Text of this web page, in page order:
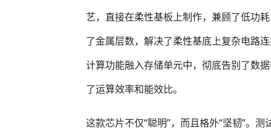
艺，直接在柔性基板上制作，兼顾了低功
了金属层数，解决了柔性基底上复杂电路
计算功能融入存储单元中，彻底告别了数
了运算效率和能效比。
这款芯片不仅“聪明”，而且格外“坚韧”。